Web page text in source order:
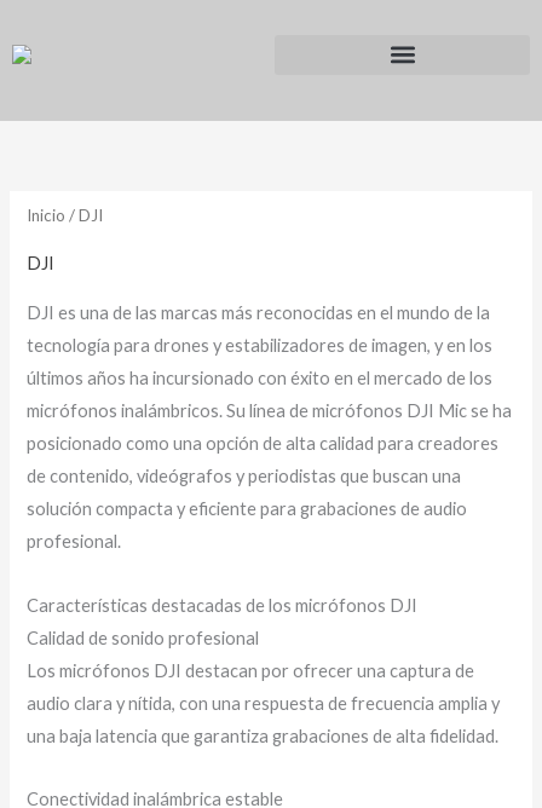
Inicio / DJI
DJI
DJI es una de las marcas más reconocidas en el mundo de la
tecnología para drones y estabilizadores de imagen, y en los
últimos años ha incursionado con éxito en el mercado de los
micrófonos inalámbricos. Su línea de micrófonos DJI Mic se ha
posicionado como una opción de alta calidad para creadores
de contenido, videógrafos y periodistas que buscan una
solución compacta y eficiente para grabaciones de audio
profesional.
Características destacadas de los micrófonos DJI
Calidad de sonido profesional
Los micrófonos DJI destacan por ofrecer una captura de
audio clara y nítida, con una respuesta de frecuencia amplia y
una baja latencia que garantiza grabaciones de alta fidelidad.
Conectividad inalámbrica estable